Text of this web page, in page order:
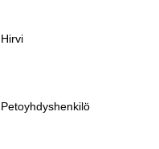
Hirvi
Petoyhdyshenkilö